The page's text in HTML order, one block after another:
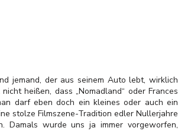
jemand, der aus seinem Auto lebt, wirklich
heißen, dass „Nomadland“ oder Frances
darf eben doch ein kleines oder auch ein
stolze Filmszene-Tradition edler Nullerjahre
Damals wurde uns ja immer vorgeworfen,